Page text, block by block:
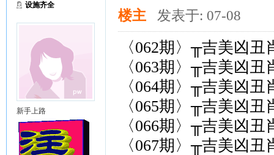
设施齐全
新手上路
楼主 发表于: 07-08
〈062期〉╥吉美凶
〈063期〉╥吉美凶
〈064期〉╥吉美凶
〈065期〉╥吉美凶
〈066期〉╥吉美凶
〈067期〉╥吉美凶